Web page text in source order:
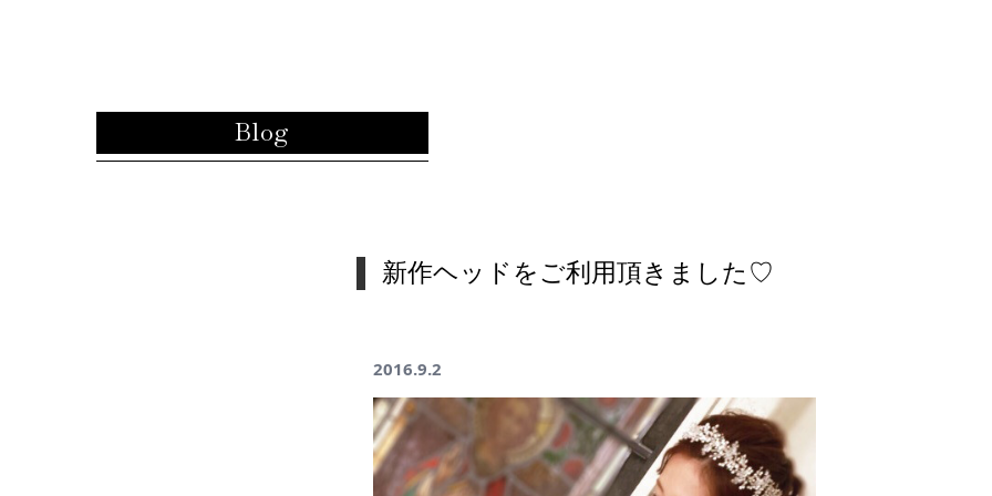
Blog
新作ヘッドをご利用頂きました♡
2016.9.2